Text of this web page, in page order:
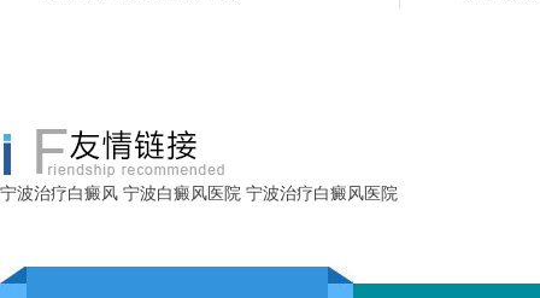
宁波治疗白癜风 宁波白癜风医院 宁波治疗白癜风医院